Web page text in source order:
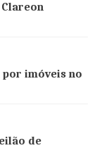
imóveis no
de